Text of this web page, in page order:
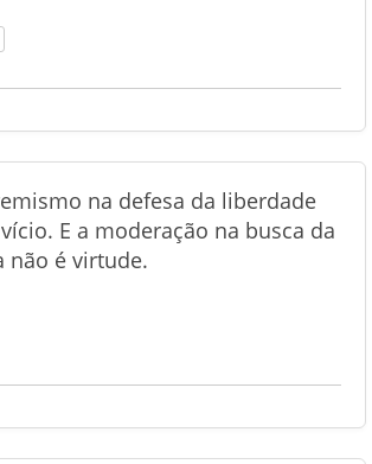
na defesa da liberdade
E a moderação na busca da
não é virtude.